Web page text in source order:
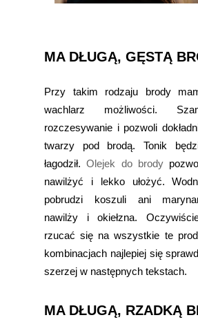
MA DŁUGĄ, GĘSTĄ
Przy takim rodzaju brody
wachlarz możliwości.
rozczesywanie i pozwoli
twarzy pod brodą. Tonik
łagodził.Olejek do brody
nawilżyć i lekko ułożyć.
pobrudzi koszuli ani
nawilży i okiełzna.
rzucać się na wszystkie te
kombinacjach najlepiej się
szerzej w następnych tekstach.
MA DŁUGĄ, RZADKĄ